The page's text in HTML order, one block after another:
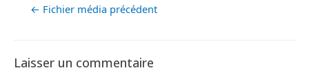
← Fichier média précédent
Laisser un commentaire